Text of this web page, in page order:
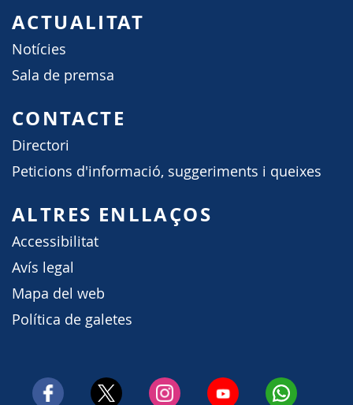
ACTUALITAT
Notícies
Sala de premsa
CONTACTE
Directori
Peticions d'informació, suggeriments i queixes
ALTRES ENLLAÇOS
Accessibilitat
Avís legal
Mapa del web
Política de galetes